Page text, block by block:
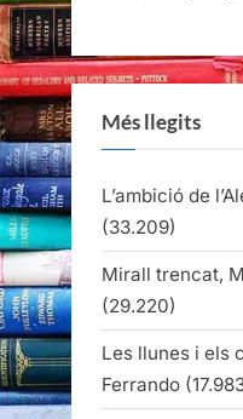
Més llegits
L’ambició de
(33.209)
Mirall trencat,
(29.220)
Les llunes i els
Ferrando